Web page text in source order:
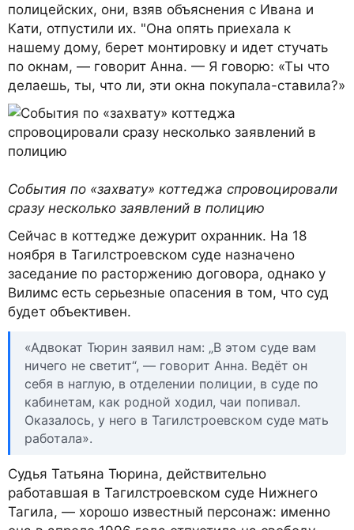
полицейских, они, взяв объяснения с Ивана и
Кати, отпустили их. "Она опять приехала к
нашему дому, берет монтировку и идет стучать
по окнам, — говорит Анна. — Я говорю: «Ты что
делаешь, ты, что ли, эти окна покупала-ставила?»
События по «захвату» коттеджа спровоцировали
сразу несколько заявлений в полицию
Сейчас в коттедже дежурит охранник. На 18
ноября в Тагилстроевском суде назначено
заседание по расторжению договора, однако у
Вилимс есть серьезные опасения в том, что суд
будет объективен.
«Адвокат Тюрин заявил нам: „В этом суде вам
ничего не светит“, — говорит Анна. Ведёт он
себя в наглую, в отделении полиции, в суде по
кабинетам, как родной ходил, чаи попивал.
Оказалось, у него в Тагилстроевском суде мать
работала».
Судья Татьяна Тюрина, действительно
работавшая в Тагилстроевском суде Нижнего
Тагила, — хорошо известный персонаж: именно